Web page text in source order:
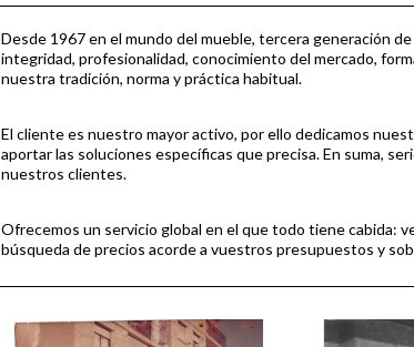
Desde 1967 en el mundo del mueble, tercera generación
integridad, profesionalidad, conocimiento del mercado,
nuestra tradición, norma y práctica habitual.
El cliente es nuestro mayor activo, por ello dedicamos
aportar las soluciones específicas que precisa. En suma,
nuestros clientes.
Ofrecemos un servicio global en el que todo tiene cabida:
búsqueda de precios acorde a vuestros presupuestos y